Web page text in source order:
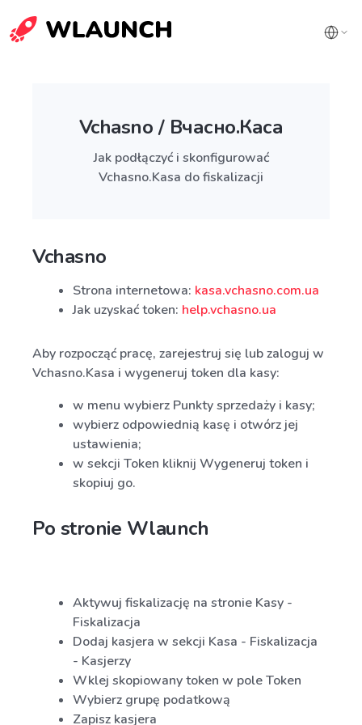
Vchasno / Вчасно.Каса
Jak podłączyć i skonfigurować
Vchasno.Kasa do fiskalizacji
Vchasno
Strona internetowa: kasa.vchasno.com.ua
Jak uzyskać token: help.vchasno.ua
Aby rozpocząć pracę, zarejestruj się lub zaloguj w
Vchasno.Kasa i wygeneruj token dla kasy:
w menu wybierz Punkty sprzedaży i kasy;
wybierz odpowiednią kasę i otwórz jej
ustawienia;
w sekcji Token kliknij Wygeneruj token i
skopiuj go.
Po stronie Wlaunch
Aktywuj fiskalizację na stronie Kasy -
Fiskalizacja
Dodaj kasjera w sekcji Kasa - Fiskalizacja
- Kasjerzy
Wklej skopiowany token w pole Token
Wybierz grupę podatkową
Zapisz kasjera